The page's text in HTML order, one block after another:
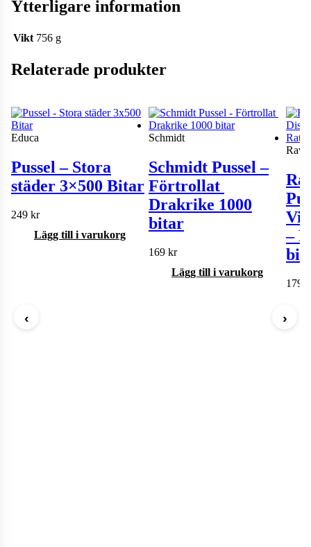
Ytterligare information
Vikt 756 g
Relaterade produkter
‹
Educa
Pussel – Stora
städer 3×500 Bitar
249 kr
Lägg till i varukorg
Schmidt
Schmidt Pussel –
Förtrollat ​​
Drakrike 1000
bitar
169 kr
Lägg till i varukorg
–
179
›